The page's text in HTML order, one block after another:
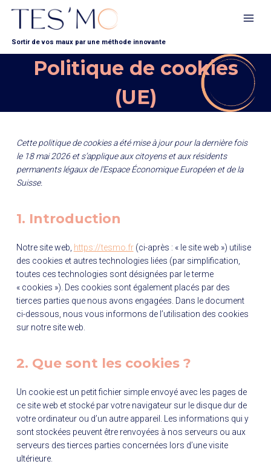
Aller
contenu
Sortir de vos maux par une méthode innovante
Politique de cookies
(UE)
Cette politique de cookies a été mise à jour pour la dernière fois
le 18 mai 2026 et s’applique aux citoyens et aux résidents
permanents légaux de l’Espace Économique Européen et de la
Suisse.
1. Introduction
Notre site web, https://tesmo.fr(ci-après : « le site web ») utilise
des cookies et autres technologies liées (par simplification,
toutes ces technologies sont désignées par le terme
« cookies »). Des cookies sont également placés par des
tierces parties que nous avons engagées. Dans le document
ci-dessous, nous vous informons de l’utilisation des cookies
sur notre site web.
2. Que sont les cookies ?
Un cookie est un petit fichier simple envoyé avec les pages de
ce site web et stocké par votre navigateur sur le disque dur de
votre ordinateur ou d’un autre appareil. Les informations qui y
sont stockées peuvent être renvoyées à nos serveurs ou aux
serveurs des tierces parties concernées lors d’une visite
ultérieure.